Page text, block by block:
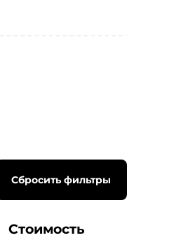
Сбросить фильтры
Стоимость